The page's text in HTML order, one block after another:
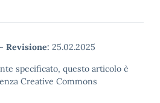
- Revisione: 25.02.2025
specificato, questo articolo è
Creative Commons